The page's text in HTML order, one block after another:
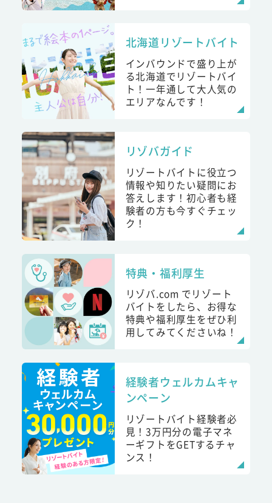
北海道リゾートバイト
インバウンドで盛り上が
る北海道でリゾートバイ
ト！一年通して大人気の
エリアなんです！
リゾバガイド
リゾートバイトに役立つ
情報や知りたい疑問にお
答えします！初心者も経
験者の方も今すぐチェッ
ク！
特典・福利厚生
リゾバ.com でリゾート
バイトをしたら、お得な
特典や福利厚生をぜひ利
用してみてくださいね！
経験者ウェルカムキャ
ンペーン
リゾートバイト経験者必
見！3万円分の電子マネ
ーギフトをGETするチャ
ンス！